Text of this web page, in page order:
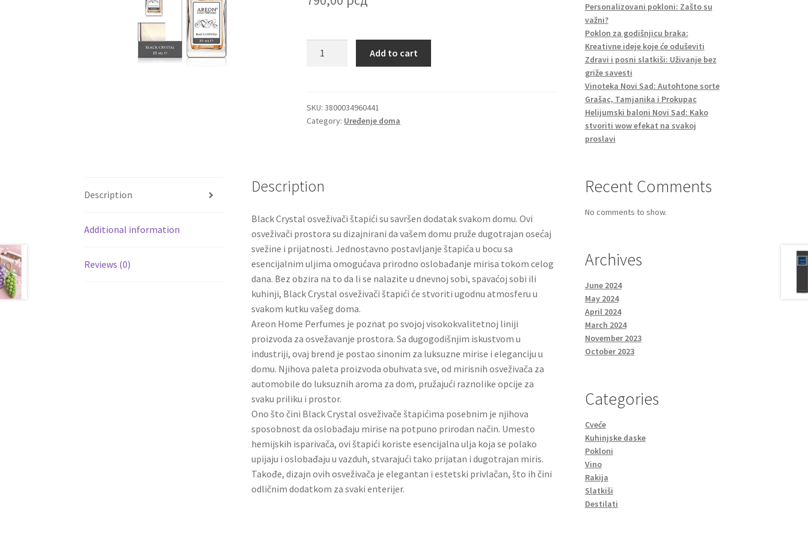
Areon
Home
Add to cart
SKU:3800034960441
Category: Uređenje doma
Description
Additional information
Reviews (0)
Description
Black Crystal osveživači štapići su savršen dodatak svakom domu. Ovi
osveživači prostora su dizajnirani da vašem domu pruže dugotrajan osećaj
svežine i prijatnosti. Jednostavno postavljanje štapića u bocu sa
esencijalnim uljima omogućava prirodno oslobađanje mirisa tokom celog
dana. Bez obzira na to da li se nalazite u dnevnoj sobi, spavaćoj sobi ili
kuhinji, Black Crystal osveživači štapići će stvoriti ugodnu atmosferu u
svakom kutku vašeg doma.
Areon Home Perfumes je poznat po svojoj visokokvalitetnoj liniji
proizvoda za osvežavanje prostora. Sa dugogodišnjim iskustvom u
industriji, ovaj brend je postao sinonim za luksuzne mirise i eleganciju u
domu. Njihova paleta proizvoda obuhvata sve, od mirisnih osveživača za
automobile do luksuznih aroma za dom, pružajući raznolike opcije za
svaku priliku i prostor.
Ono što čini Black Crystal osveživače štapićima posebnim je njihova
sposobnost da oslobađaju mirise na potpuno prirodan način. Umesto
hemijskih isparivača, ovi štapići koriste esencijalna ulja koja se polako
upijaju i oslobađaju u vazduh, stvarajući tako prijatan i dugotrajan miris.
Takođe, dizajn ovih osveživača je elegantan i estetski privlačan, što ih čini
odličnim dodatkom za svaki enterijer.
Personalizovani pokloni: Zašto su
važni?
Poklon za godišnjicu braka:
Kreativne ideje koje će oduševiti
Zdravi i posni slatkiši: Uživanje bez
griže savesti
Vinoteka Novi Sad: Autohtone sorte
Grašac, Tamjanika i Prokupac
Helijumski baloni Novi Sad: Kako
stvoriti wow efekat na svakoj
proslavi
Recent Comments
No comments to show.
Archives
June 2024
May 2024
April 2024
March 2024
November 2023
October 2023
Categories
Cveće
Kuhinjske daske
Pokloni
Vino
Rakija
Slatkiši
Destilati